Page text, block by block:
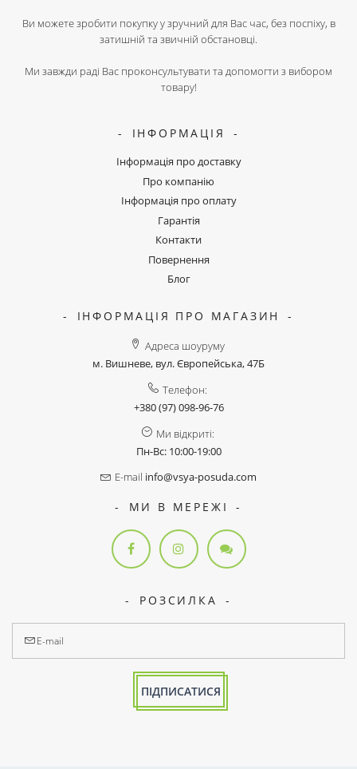
Ви можете зробити покупку у зручний для Вас час, без поспіху, в
затишній та звичній обстановці.
Ми завжди раді Вас проконсультувати та допомогти з вибором
товару!
ІНФОРМАЦІЯ
Інформація про доставку
Про компанію
Інформація про оплату
Гарантія
Контакти
Повернення
Блог
ІНФОРМАЦІЯ ПРО МАГАЗИН
Адреса шоуруму
м. Вишневе, вул. Європейська, 47Б
Телефон:
+380 (97) 098-96-76
Ми відкриті:
Пн-Вс: 10:00-19:00
E-mail info@vsya-posuda.com
МИ В МЕРЕЖІ
РОЗСИЛКА
ПІДПИСАТИСЯ